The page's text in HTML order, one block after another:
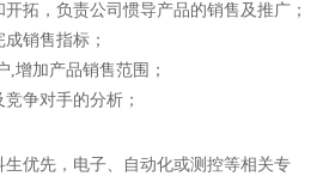
开拓，负责公司惯导产品的销售及推广；
销售指标；
,增加产品销售范围；
争对手的分析；
优先， 电子、自动化或测控等相关专